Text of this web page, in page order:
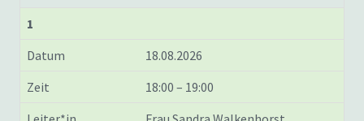
1
Datum
18.08.2026
Zeit
18:00 – 19:00